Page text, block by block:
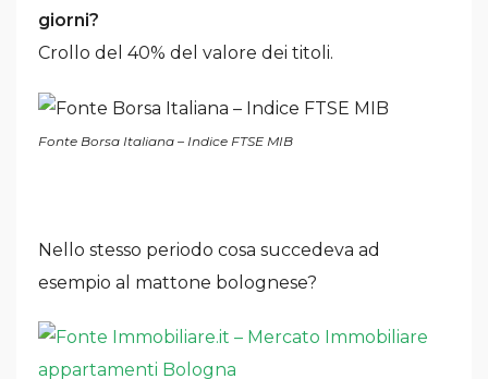
giorni?
Crollo del 40% del valore dei titoli.
Fonte Borsa Italiana – Indice FTSE MIB
Nello stesso periodo cosa succedeva ad
esempio al mattone bolognese?